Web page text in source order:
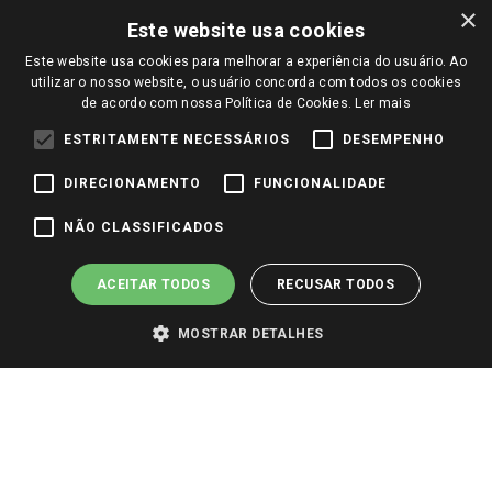
Notícias
Perguntas frequentes
Identidade Visual
Trocas e Devoluções
Redes Sociais
Pagamento e Segurança
×
Este website usa cookies
Este website usa cookies para melhorar a experiência do usuário. Ao
utilizar o nosso website, o usuário concorda com todos os cookies
de acordo com nossa Política de Cookies. Ler mais
ESTRITAMENTE NECESSÁRIOS DESEMPENHO
DIRECIONAMENTO FUNCIONALIDADE
NÃO CLASSIFICADOS
ACEITAR TODOS RECUSAR TODOS
MOSTRAR DETALHES